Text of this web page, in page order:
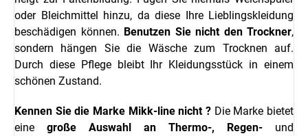
oder Bleichmittel hinzu, da diese Ihre Lieblingskleidung
beschädigen können. Benutzen Sie nicht den Trockner,
sondern hängen Sie die Wäsche zum Trocknen auf.
Durch diese Pflege bleibt Ihr Kleidungsstück in einem
schönen Zustand.
Kennen Sie die Marke Mikk-linenicht ? Die Marke bietet
eine große Auswahl an Thermo-, Regen- und